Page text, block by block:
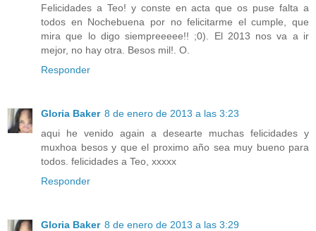
Felicidades a Teo! y conste en acta que os puse falta a
todos en Nochebuena por no felicitarme el cumple, que
mira que lo digo siempreeeee!! ;0). El 2013 nos va a ir
mejor, no hay otra. Besos mil!. O.
Responder
Gloria Baker 8 de enero de 2013 a las 3:23
aqui he venido again a desearte muchas felicidades y
muxhoa besos y que el proximo año sea muy bueno para
todos. felicidades a Teo, xxxxx
Responder
Gloria Baker 8 de enero de 2013 a las 3:29